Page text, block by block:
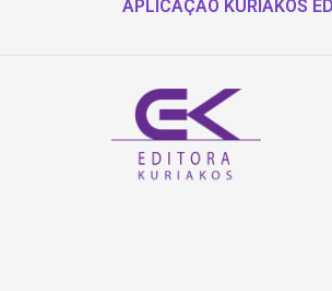
APLICAÇÃO KURIAKOS